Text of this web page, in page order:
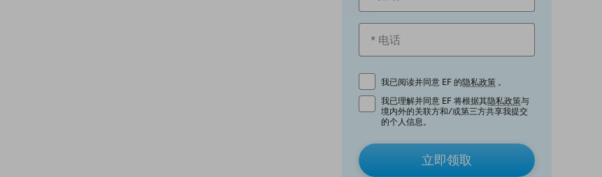
我已阅读并同意 EF 的隐私政策 。
我已理解并同意 EF 将根据其隐私政策与
境内外的关联方和/或第三方共享我提交
的个人信息。
立即领取